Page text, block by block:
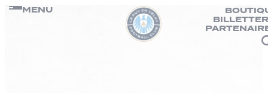
Passer
MENU
Panneau de gestion des cookies